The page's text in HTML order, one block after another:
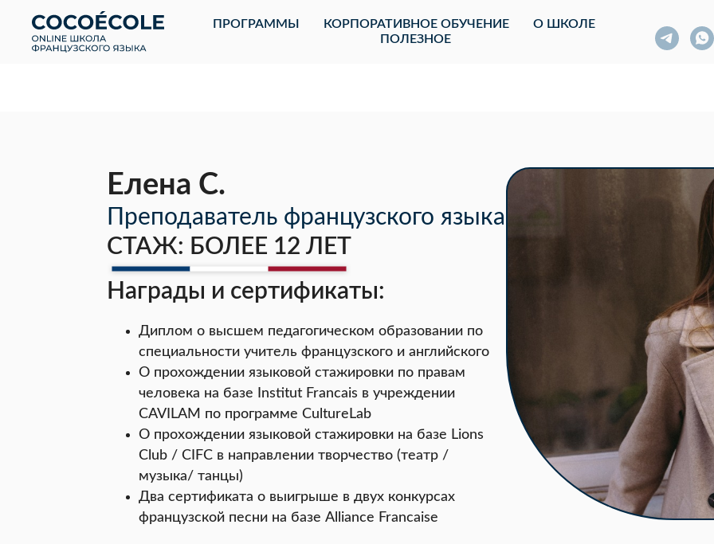
ПРОГРАММЫ КОРПОРАТИВНОЕ ОБУЧЕНИЕ
О ШКОЛЕ
ПОЛЕЗНОЕ
Елена С.
Преподаватель французского языка
СТАЖ: БОЛЕЕ 12 ЛЕТ
Награды и сертификаты:
Диплом о высшем педагогическом образовании по
специальности учитель французского и английского
О прохождении языковой стажировки по правам
человека на базе Institut Francais в учреждении
CAVILAM по программе CultureLab
О прохождении языковой стажировки на базе Lions
Club / CIFC в направлении творчество (театр /
музыка/ танцы)
Два сертификата о выигрыше в двух конкурсах
французской песни на базе Alliance Francaise